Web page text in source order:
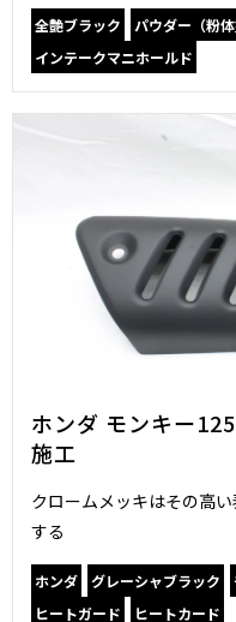
全艶ブラック パウダー（粉体
インテークマニホールド
ホンダ モンキー
施工
クロームメッキはその高
する
ホンダ グレーシャブラック
ヒートガード
ヒートカード